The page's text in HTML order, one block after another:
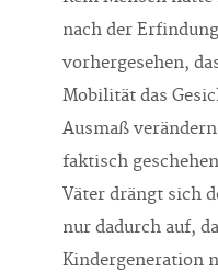
nach der
vorhergesehen,
Mobilität das
Ausmaß
faktisch
Väter drängt sich
nur dadurch auf,
Kindergeneration